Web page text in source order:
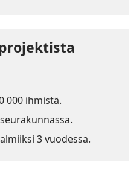
000 ihmistä.
3 vuodessa.